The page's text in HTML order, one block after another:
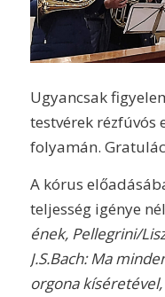
Ugyancsak
testvérek rézfúvós
folyamán.
A kórus
teljesség igénye
ének, Pellegrini/
J.S.Bach: Ma
orgona